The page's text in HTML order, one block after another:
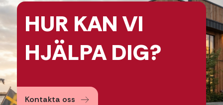
HUR KAN VI
HJÄLPADIG?
Kontakta oss